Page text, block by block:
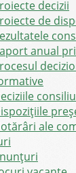
decizii
de
anual
ale